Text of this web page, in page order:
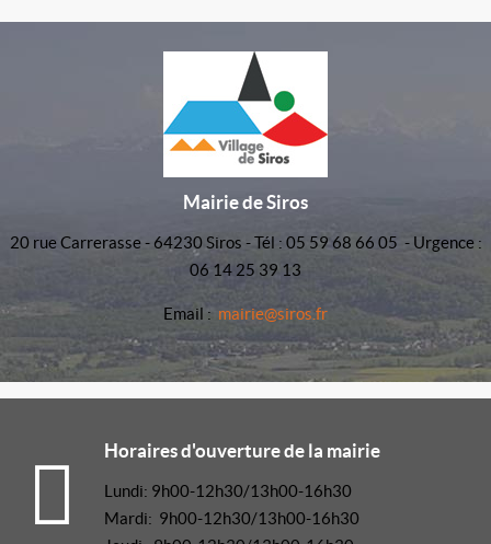
Mairie de Siros
20 rue Carrerasse - 64230 Siros - Tél : 05 59 68 66 05 - Urgence :
06 14 25 39 13
Email : mairie@siros.fr
Horaires d'ouverture de la mairie
Lundi: 9h00-12h30/13h00-16h30
Mardi: 9h00-12h30/13h00-16h30